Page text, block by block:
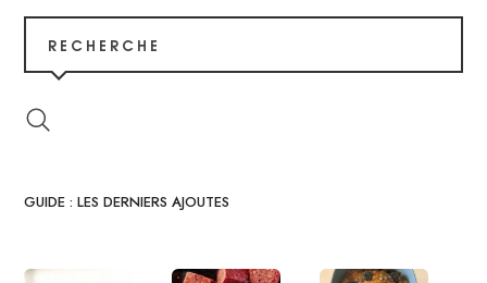
RECHERCHE
GUIDE : LES DERNIERS AJOUTES